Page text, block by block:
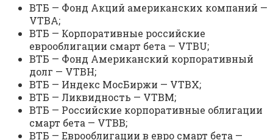
ВТБ — Фонд Акций американских компаний —
VTBA;
ВТБ — Корпоративные российские
еврооблигации смарт бета — VTBU;
ВТБ — Фонд Американский корпоративный
долг — VTBH;
ВТБ — Индекс МосБиржи — VTBX;
ВТБ — Ликвидность — VTBM;
ВТБ — Российские корпоративные облигации
смарт бета — VTBB;
ВТБ — Еврооблигации в евро смарт бета —